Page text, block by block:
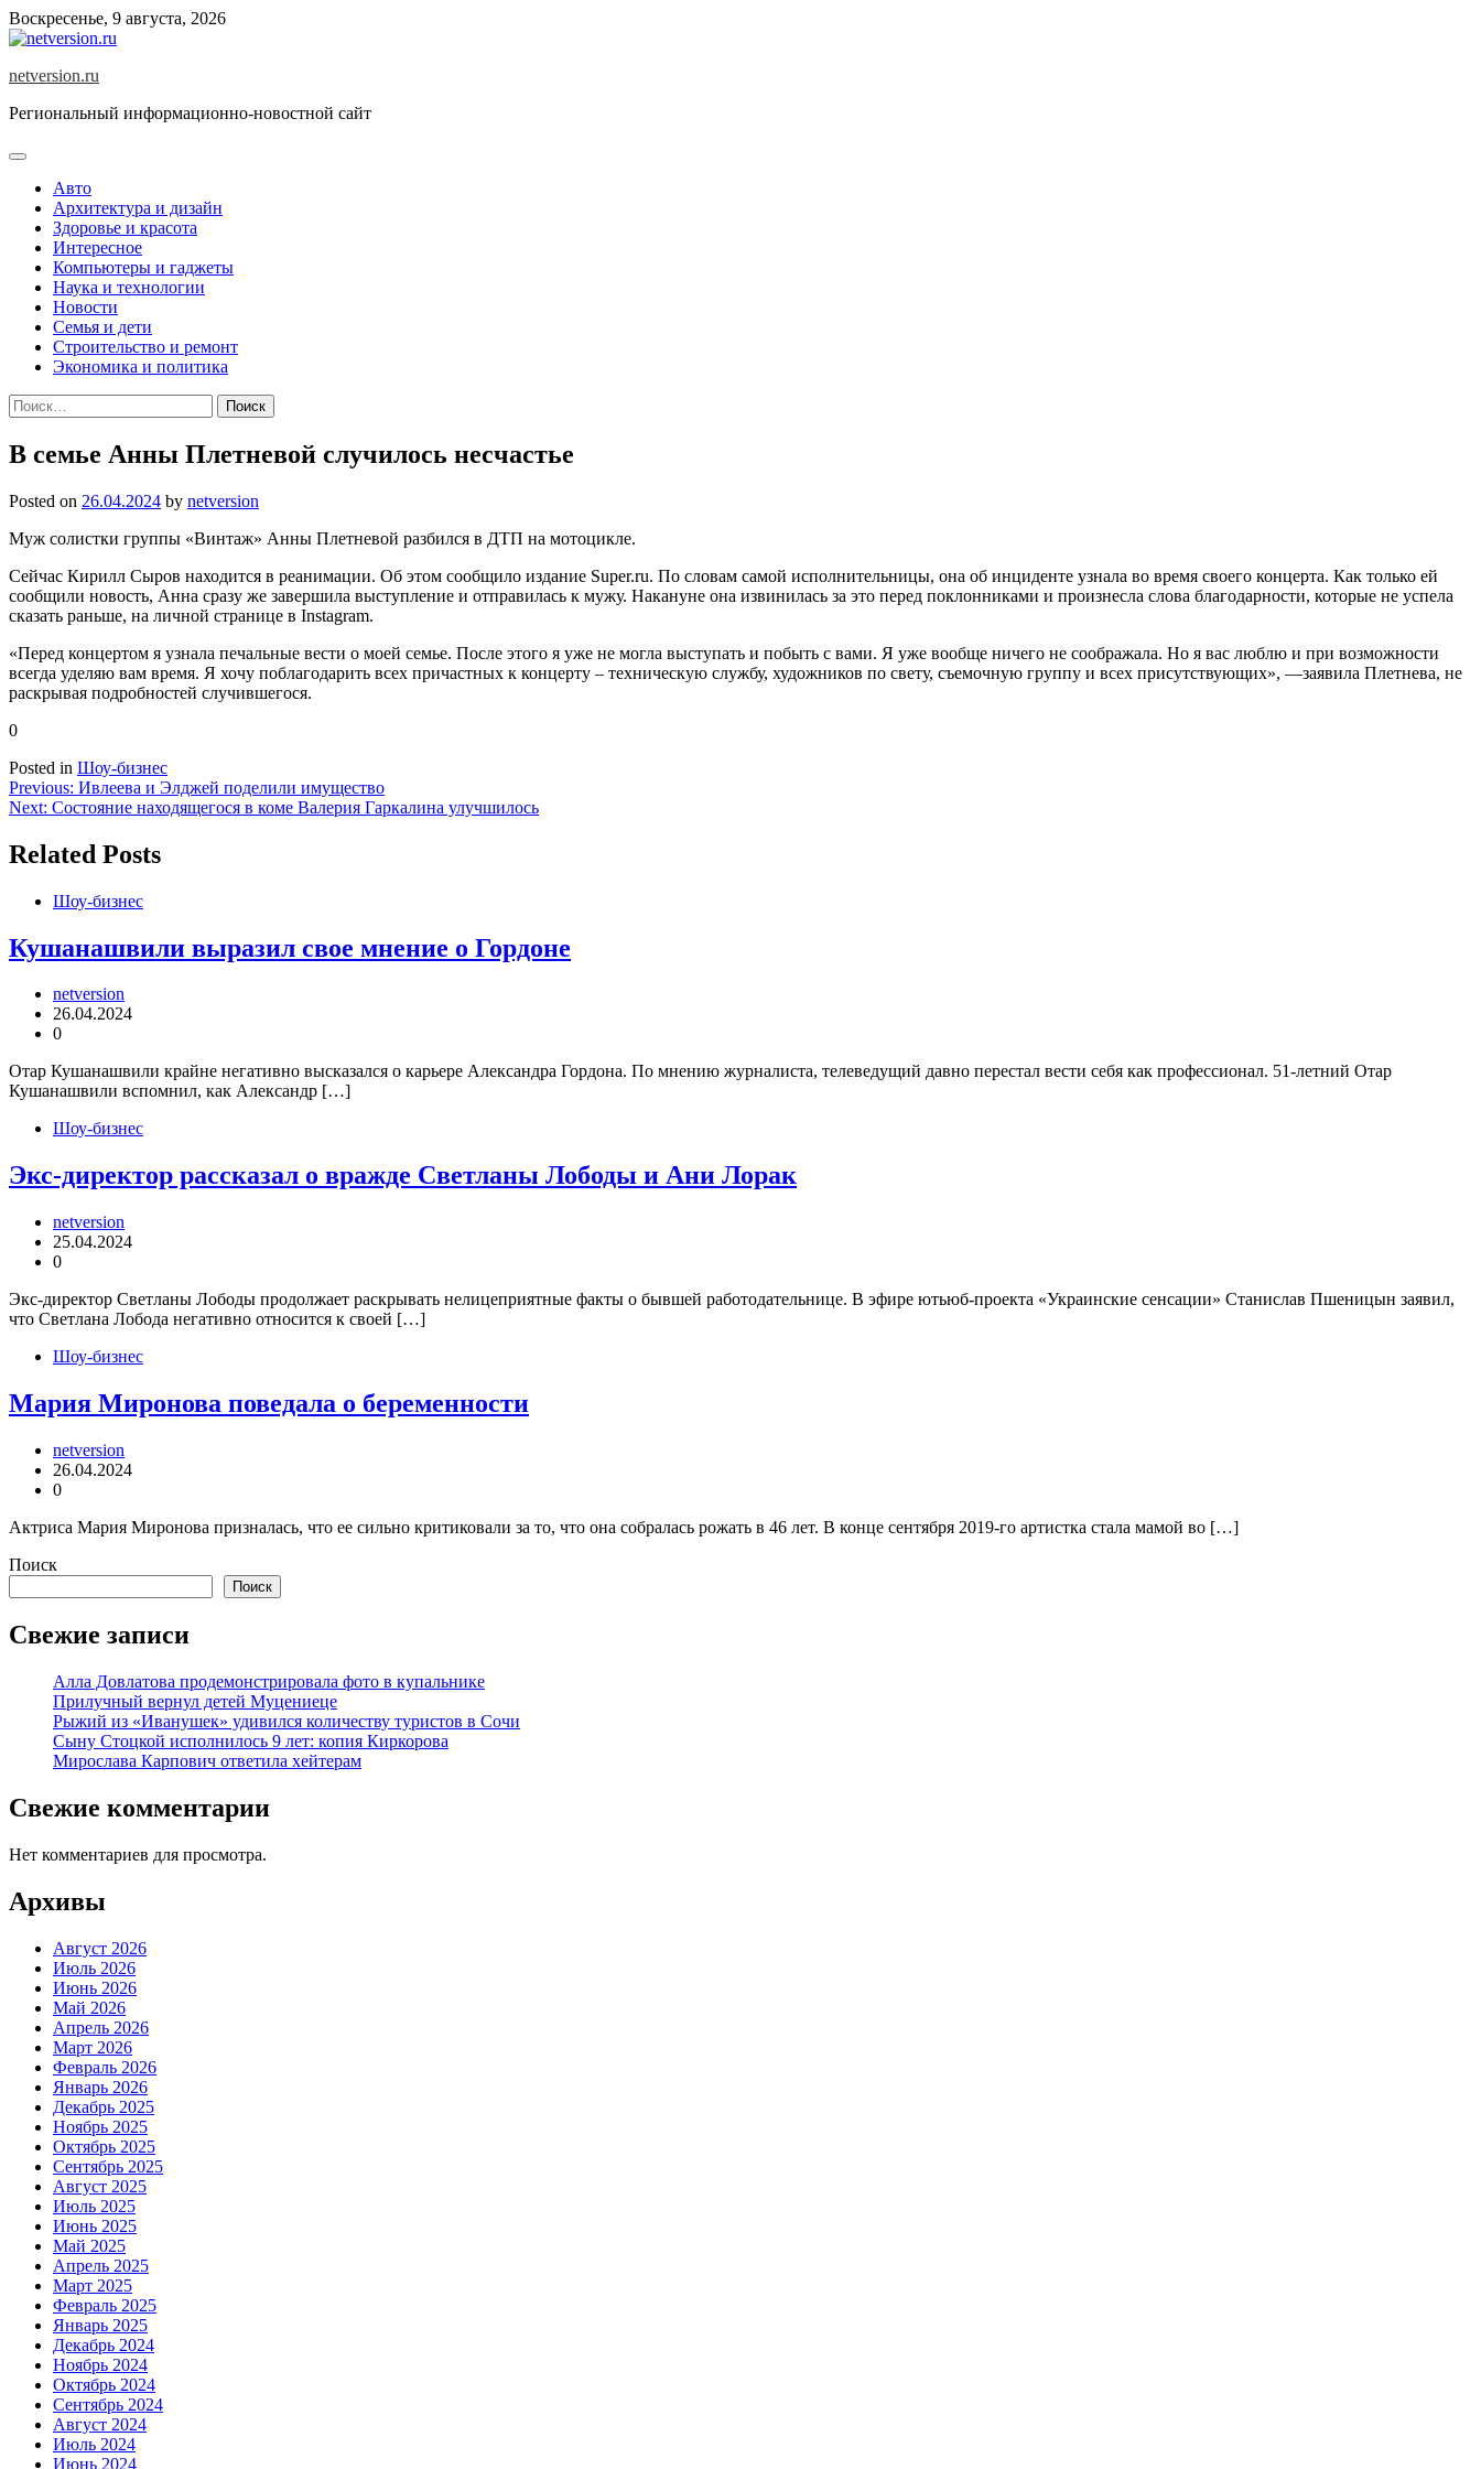
Skip
to
Воскресенье, 9 августа, 2026
netversion.ru
Региональный информационно-новостной сайт
Авто
Архитектура и дизайн
Здоровье и красота
Интересное
Компьютеры и гаджеты
Наука и технологии
Новости
Семья и дети
Строительство и ремонт
Экономика и политика
Найти:
В семье Анны Плетневой случилось несчастье
Posted on 26.04.2024 by netversion
Муж солистки группы «Винтаж» Анны Плетневой разбился в ДТП на мотоцикле.
Сейчас Кирилл Сыров находится в реанимации. Об этом сообщило издание Super.ru. По словам самой исполнительницы, она об инциденте узнала во время своего концерта. Как только ей
сообщили новость, Анна сразу же завершила выступление и отправилась к мужу. Накануне она извинилась за это перед поклонниками и произнесла слова благодарности, которые не успела
сказать раньше, на личной странице в Instagram.
«Перед концертом я узнала печальные вести о моей семье. После этого я уже не могла выступать и побыть с вами. Я уже вообще ничего не соображала. Но я вас люблю и при возможности
всегда уделяю вам время. Я хочу поблагодарить всех причастных к концерту – техническую службу, художников по свету, съемочную группу и всех присутствующих», —заявила Плетнева, не
раскрывая подробностей случившегося.
0
Posted in Шоу-бизнес
Навигация
по
записям
Previous: Ивлеева и Элджей поделили имущество
Next: Состояние находящегося в коме Валерия Гаркалина улучшилось
Related Posts
Шоу-бизнес
Кушанашвили выразил свое мнение о Гордоне
netversion
26.04.2024
0
Отар Кушанашвили крайне негативно высказался о карьере Александра Гордона. По мнению журналиста, телеведущий давно перестал вести себя как профессионал. 51-летний Отар
Кушанашвили вспомнил, как Александр […]
Шоу-бизнес
Экс-директор рассказал о вражде Светланы Лободы и Ани Лорак
netversion
25.04.2024
0
Экс-директор Светланы Лободы продолжает раскрывать нелицеприятные факты о бывшей работодательнице. В эфире ютьюб-проекта «Украинские сенсации» Станислав Пшеницын заявил,
что Светлана Лобода негативно относится к своей […]
Шоу-бизнес
Мария Миронова поведала о беременности
netversion
26.04.2024
0
Актриса Мария Миронова призналась, что ее сильно критиковали за то, что она собралась рожать в 46 лет. В конце сентября 2019-го артистка стала мамой во […]
Поиск
Поиск
Свежие записи
Алла Довлатова продемонстрировала фото в купальнике
Прилучный вернул детей Муцениеце
Рыжий из «Иванушек» удивился количеству туристов в Сочи
Сыну Стоцкой исполнилось 9 лет: копия Киркорова
Мирослава Карпович ответила хейтерам
Свежие комментарии
Нет комментариев для просмотра.
Архивы
Август 2026
Июль 2026
Июнь 2026
Май 2026
Апрель 2026
Март 2026
Февраль 2026
Январь 2026
Декабрь 2025
Ноябрь 2025
Октябрь 2025
Сентябрь 2025
Август 2025
Июль 2025
Июнь 2025
Май 2025
Апрель 2025
Март 2025
Февраль 2025
Январь 2025
Декабрь 2024
Ноябрь 2024
Октябрь 2024
Сентябрь 2024
Август 2024
Июль 2024
Июнь 2024